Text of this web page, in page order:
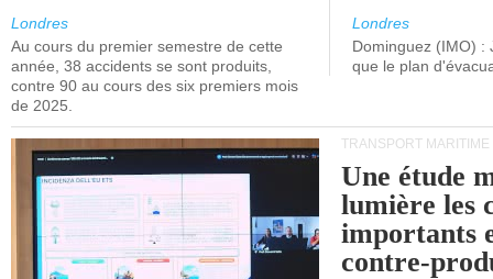
Londres
Au cours du premier semestre de cette
année, 38 accidents se sont produits,
contre 90 au cours des six premiers mois
de 2025.
Londres
Dominguez (IMO) :
que le plan
TRANSPORT MARITIME
Une étude
lumière les
importants
contre-